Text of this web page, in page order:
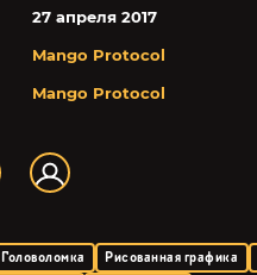
27 апреля 2017
Mango Protocol
Mango Protocol
Головоломка Рисованная графика